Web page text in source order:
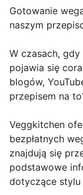
Gotowanie
naszym
W czasach,
pojawia się
blogów,
przepisem na
Veggkitchen
bezpłatnych
znajdują się
podstawowe
dotyczące stylu